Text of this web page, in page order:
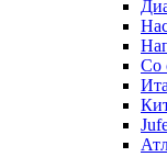
Со